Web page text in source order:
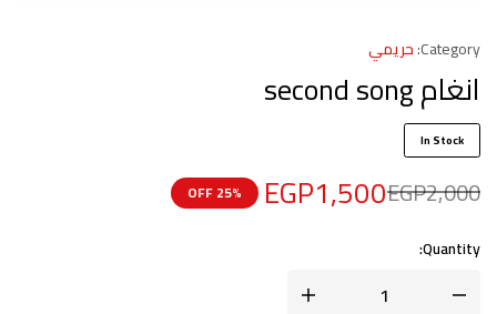
Category: حريمي
انغام second song
In Stock
EGP2,000
EGP1,500
25% OFF
Quantity: